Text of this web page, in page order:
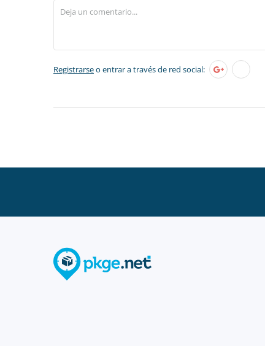
Registrarseo entrar a través de red social: